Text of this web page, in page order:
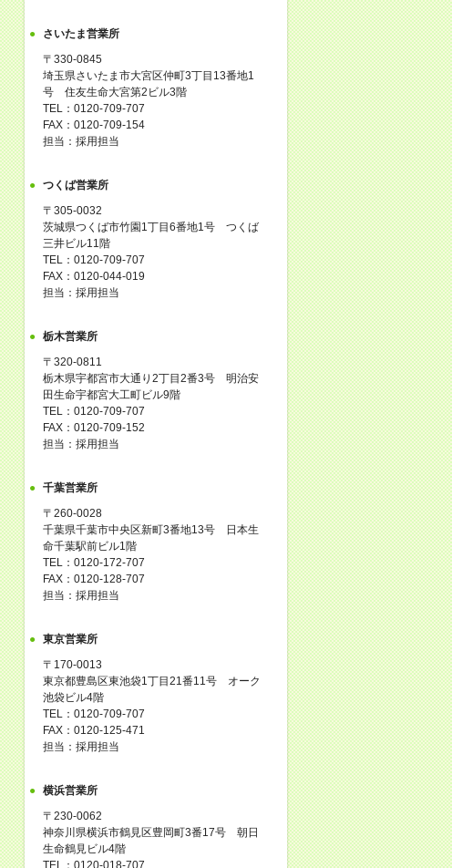
さいたま営業所
〒330-0845
埼玉県さいたま市大宮区仲町3丁目13番地1
号 住友生命大宮第2ビル3階
TEL：0120-709-707
FAX：0120-709-154
担当：採用担当
つくば営業所
〒305-0032
茨城県つくば市竹園1丁目6番地1号 つくば
三井ビル11階
TEL：0120-709-707
FAX：0120-044-019
担当：採用担当
栃木営業所
〒320-0811
栃木県宇都宮市大通り2丁目2番3号 明治安
田生命宇都宮大工町ビル9階
TEL：0120-709-707
FAX：0120-709-152
担当：採用担当
千葉営業所
〒260-0028
千葉県千葉市中央区新町3番地13号 日本生
命千葉駅前ビル1階
TEL：0120-172-707
FAX：0120-128-707
担当：採用担当
東京営業所
〒170-0013
東京都豊島区東池袋1丁目21番11号 オーク
池袋ビル4階
TEL：0120-709-707
FAX：0120-125-471
担当：採用担当
横浜営業所
〒230-0062
神奈川県横浜市鶴見区豊岡町3番17号 朝日
生命鶴見ビル4階
TEL：0120-018-707